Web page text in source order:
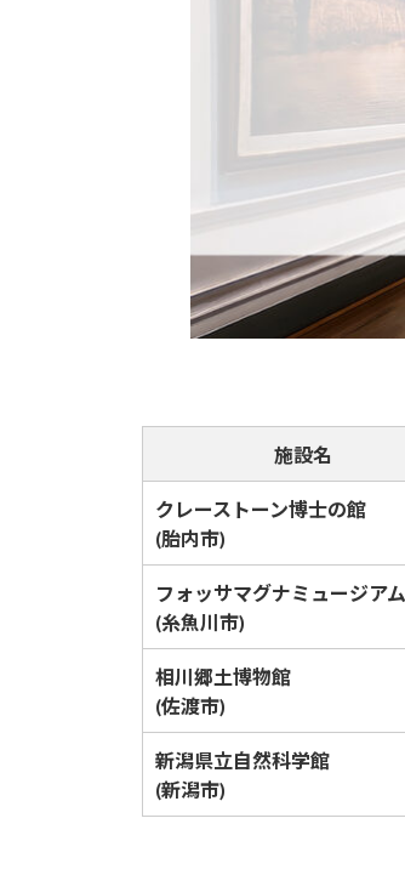
施設名
クレーストーン博士の館
(胎内市)
フォッサマグナミュージアム
(糸魚川市)
相川郷土博物館
(佐渡市)
新潟県立自然科学館
(新潟市)